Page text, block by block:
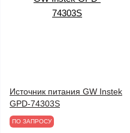
Источник питания GW Instek
GPD-74303S
ПО ЗАПРОСУ